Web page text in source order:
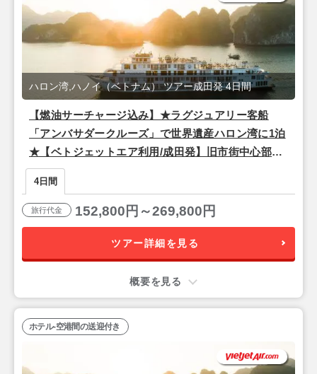
【燃油サーチャージ込み】★ラグジュアリー客船
「アンバサダークルーズ」で世界遺産ハロン湾に1泊
★【ベトジェットエア利用/成田発】旧市街中心部5
つ星『ペリドットグランド（プレミアムデラック
ス）』宿泊ハノイ2泊4日
ハロン湾,ハノイ（ベトナム） ツアー成田発 4日間
4日間
旅行代金 152,800円～269,800円
ツアー詳細を見る
概要を見る
ホテル-空港間の送迎付き